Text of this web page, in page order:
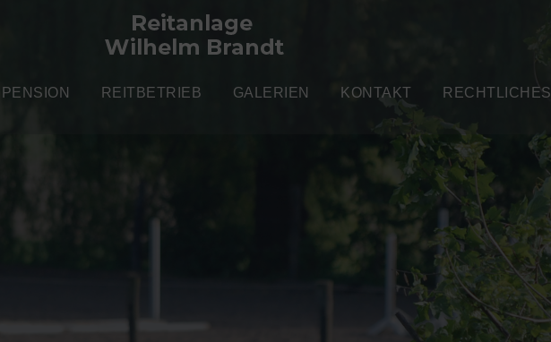
REITBETRIEB GALERIEN KONTAKT RECHTLICHES